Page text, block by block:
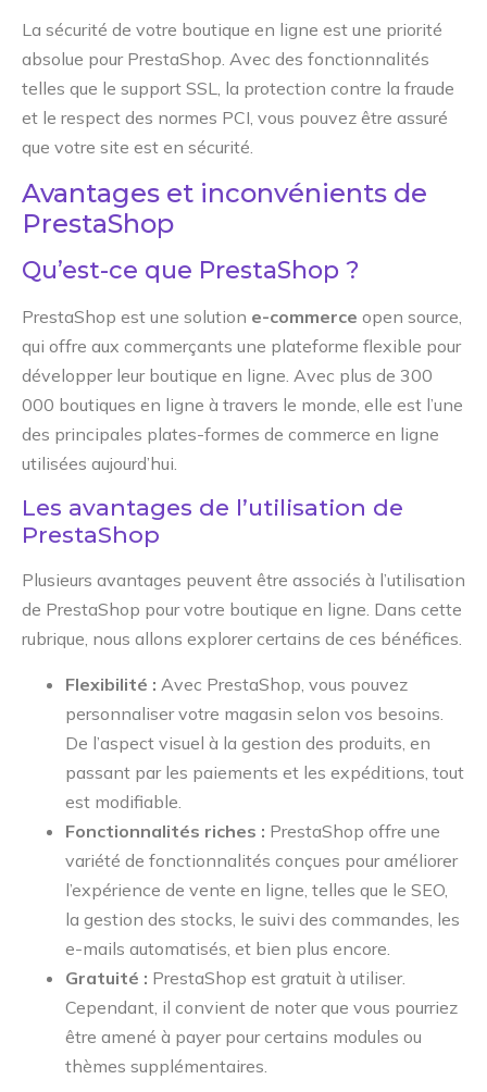
La sécurité de votre boutique en ligne est une priorité
absolue pour PrestaShop. Avec des fonctionnalités
telles que le support SSL, la protection contre la fraude
et le respect des normes PCI, vous pouvez être assuré
que votre site est en sécurité.
Avantages et inconvénients de
PrestaShop
Qu’est-ce que PrestaShop ?
PrestaShop est une solution e-commerce open source,
qui offre aux commerçants une plateforme flexible pour
développer leur boutique en ligne. Avec plus de 300
000 boutiques en ligne à travers le monde, elle est l’une
des principales plates-formes de commerce en ligne
utilisées aujourd’hui.
Les avantages de l’utilisation de
PrestaShop
Plusieurs avantages peuvent être associés à l’utilisation
de PrestaShop pour votre boutique en ligne. Dans cette
rubrique, nous allons explorer certains de ces bénéfices.
Flexibilité : Avec PrestaShop, vous pouvez
personnaliser votre magasin selon vos besoins.
De l’aspect visuel à la gestion des produits, en
passant par les paiements et les expéditions, tout
est modifiable.
Fonctionnalités riches : PrestaShop offre une
variété de fonctionnalités conçues pour améliorer
l’expérience de vente en ligne, telles que le SEO,
la gestion des stocks, le suivi des commandes, les
e-mails automatisés, et bien plus encore.
Gratuité : PrestaShop est gratuit à utiliser.
Cependant, il convient de noter que vous pourriez
être amené à payer pour certains modules ou
thèmes supplémentaires.